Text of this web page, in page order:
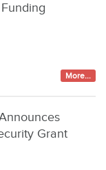
More...
Grant